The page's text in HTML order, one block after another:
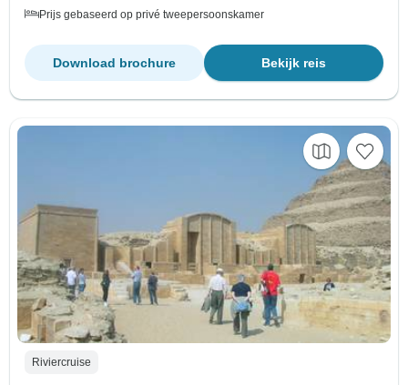
Prijs gebaseerd op privé tweepersoonskamer
Bekijk reis
Download brochure
Riviercruise